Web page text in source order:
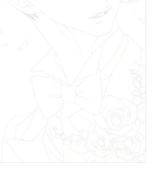
西大路店
こ堂 守山駅前店
こ堂 守山店
こ堂 野洲店
書店 橿原店